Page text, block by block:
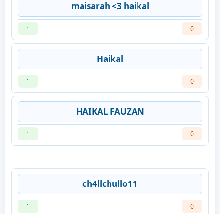
maisarah <3 haikal
1 0
Haikal
1 0
HAIKAL FAUZAN
1 0
ch4llchullo11
1 0